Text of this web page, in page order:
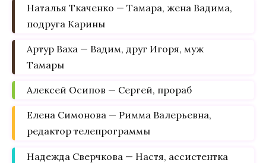
Наталья Ткаченко — Тамара, жена Вадима,
подруга Карины
Артур Ваха — Вадим, друг Игоря, муж
Тамары
Алексей Осипов — Сергей, прораб
Елена Симонова — Римма Валерьевна,
редактор телепрограммы
Надежда Сверчкова — Настя, ассистентка